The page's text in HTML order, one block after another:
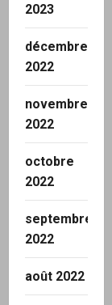
2023
décembre
2022
novembre
2022
octobre
2022
septembre
2022
août 2022